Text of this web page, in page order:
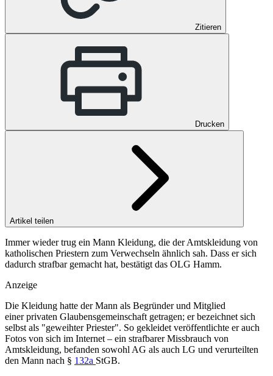
Zitieren
Drucken
Artikel teilen
Immer wieder trug ein Mann Kleidung, die der Amtskleidung von
katholischen Priestern zum Verwechseln ähnlich sah. Dass er sich
dadurch strafbar gemacht hat, bestätigt das OLG Hamm.
Anzeige
Die Kleidung hatte der Mann als Begründer und Mitglied
einer privaten Glaubensgemeinschaft getragen; er bezeichnet sich
selbst als "geweihter Priester". So gekleidet veröffentlichte er auch
Fotos von sich im Internet – ein strafbarer Missbrauch von
Amtskleidung, befanden sowohl AG als auch LG und verurteilten
den Mann nach § 132a StGB.